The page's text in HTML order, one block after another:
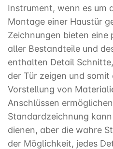
Instrument, wenn es um
Montage einer Haustür
Zeichnungen bieten eine
aller Bestandteile und
enthalten Detail
der Tür zeigen und somit
Vorstellung von
Anschlüssen
Standardzeichnung
dienen, aber die wahre
der Möglichkeit, jedes